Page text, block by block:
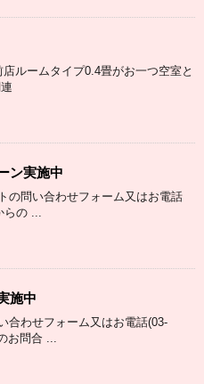
ルームタイプ0.4畳がお一つ空室と
ン実施中
の問い合わせフォーム又はお電話
らの ...
施中
合わせフォーム又はお電話(03-
お問合 ...